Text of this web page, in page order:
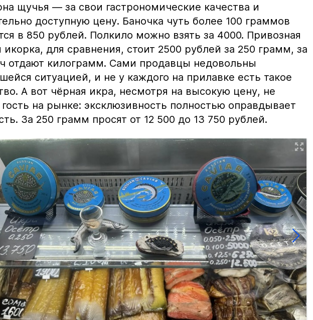
щучья — за свои гастрономические качества и
доступную цену. Баночка чуть более 100 граммов
в 850 рублей. Полкило можно взять за 4000. Привозная
икорка, для сравнения, стоит 2500 рублей за 250 грамм, за
отдают килограмм. Сами продавцы недовольны
ситуацией, и не у каждого на прилавке есть такое
А вот чёрная икра, несмотря на высокую цену, не
на рынке: эксклюзивность полностью оправдывает
За 250 грамм просят от 12 500 до 13 750 рублей.